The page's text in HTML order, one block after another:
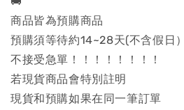
商品皆為預購商品
預購須等待約14~28天(不含假日）
不接受急單！！！！！！！！
若現貨商品會特別註明
現貨和預購如果在同一筆訂單